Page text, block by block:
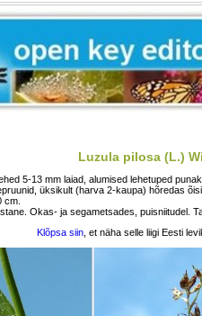
Luzula pilosa (L.)
5-13 mm laiad, alumised lehetuped
üksikult (harva 2-kaupa) hõredas
cm.
Okas- ja segametsades, puisniitudel.
Klõpsa siin, et näha selle liigi Eesti